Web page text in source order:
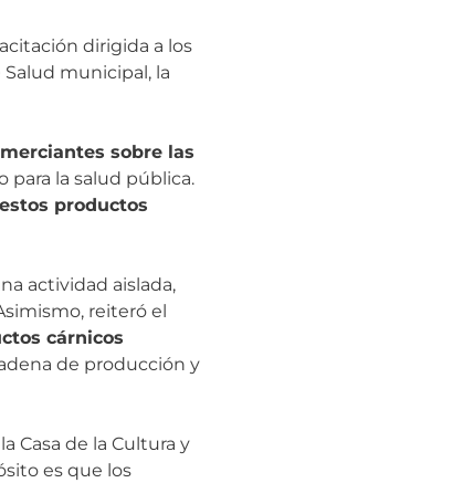
dirigida a los
municipal, la
sobre las
para la salud pública.
estos productos
actividad aislada,
reiteró el
cárnicos
de producción y
Casa de la Cultura y
es que los